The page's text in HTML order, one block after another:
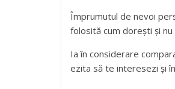
Împrumutul de nevoi
folosită cum dorești și
Ia în considerare
ezita să te interesezi și